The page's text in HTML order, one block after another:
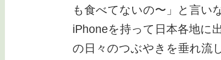
も食べてないの〜」と言い
iPhoneを持って日本各地に
の日々のつぶやきを垂れ流